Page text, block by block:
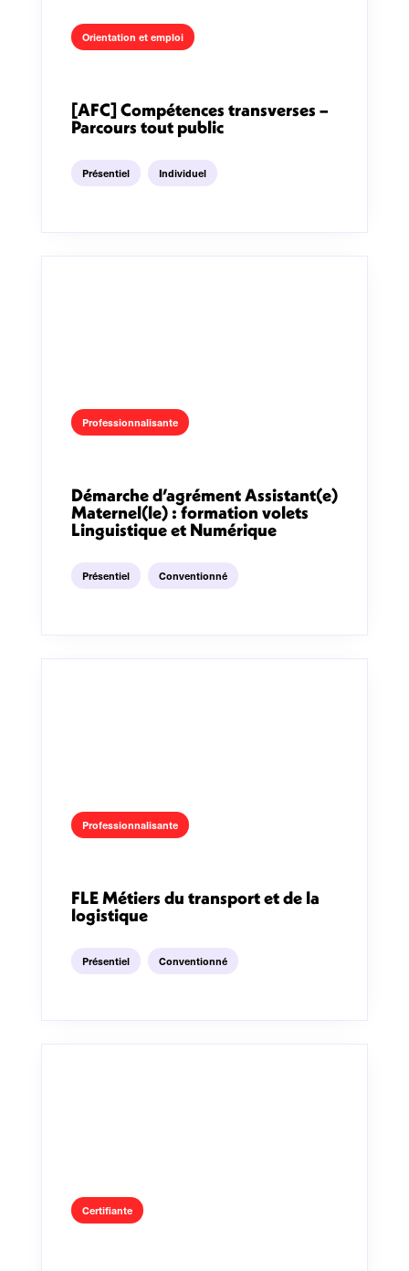
Orientation et emploi
[AFC] Compétences transverses –
Parcours tout public
Présentiel Individuel
Professionnalisante
Démarche d’agrément Assistant(e)
Maternel(le) : formation volets
Linguistique et Numérique
Présentiel Conventionné
Professionnalisante
FLE Métiers du transport et de la
logistique
Présentiel Conventionné
Certifiante